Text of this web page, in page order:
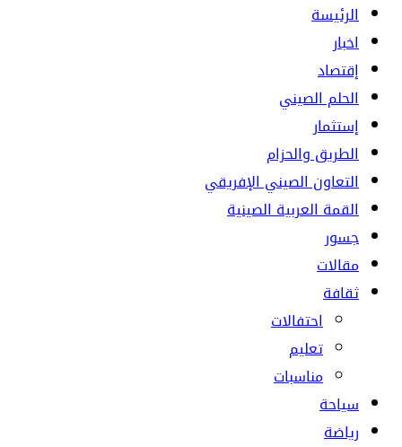
الرئيسة
اخبار
إقتصاد
الحلم الصيني
إستثمار
الطريق والحزام
التعاون الصيني الإفريقي
القمة العربية الصينية
جسور
مقالات
ثقافة
احتفالات
تعليم
مناسبات
سياحة
رياضة